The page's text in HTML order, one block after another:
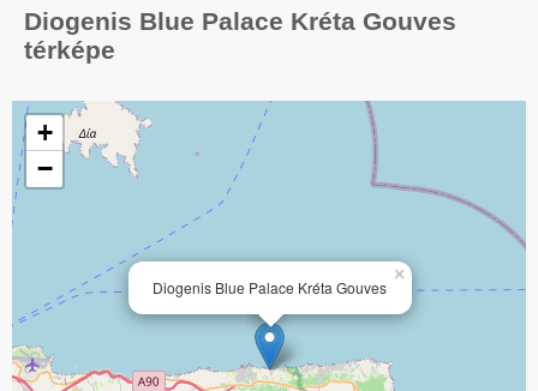
Diogenis Blue Palace Kréta Gouves
térképe
Diogenis Blue Palace Kréta Gouves
×
+
−